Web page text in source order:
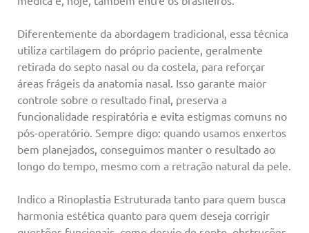
Diferentemente da abordagem tradicional, essa técnica
utiliza cartilagem do próprio paciente, geralmente
retirada do septo nasal ou da costela, para reforçar
áreas frágeis da anatomia nasal. Isso garante maior
controle sobre o resultado final, preserva a
funcionalidade respiratória e evita estigmas comuns no
pós-operatório. Sempre digo: quando usamos enxertos
bem planejados, conseguimos manter o resultado ao
longo do tempo, mesmo com a retração natural da pele.
Indico a Rinoplastia Estruturada tanto para quem busca
harmonia estética quanto para quem deseja corrigir